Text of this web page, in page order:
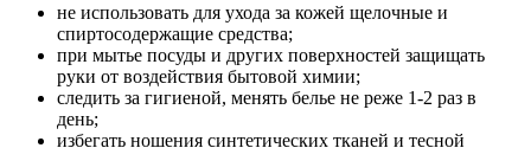
не использовать для ухода за кожей щелочные и
спиртосодержащие средства;
при мытье посуды и других поверхностей защищать
руки от воздействия бытовой химии;
следить за гигиеной, менять белье не реже 1-2 раз в
день;
избегать ношения синтетических тканей и тесной